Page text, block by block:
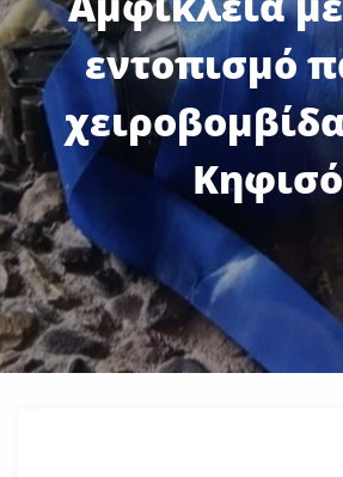
εντοπισμό
Κηφισό